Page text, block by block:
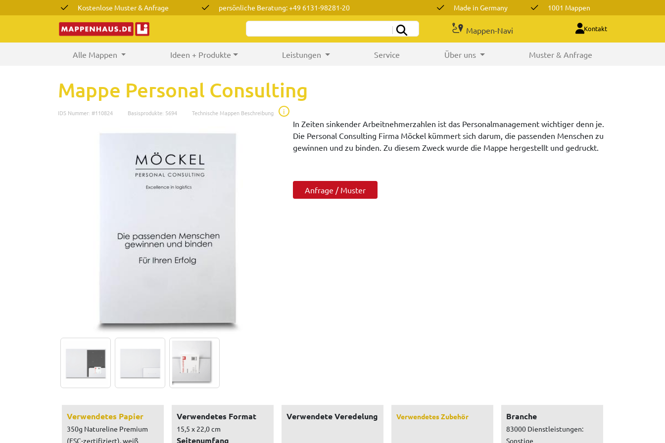
Kostenlose Muster & Anfrage persönliche Beratung: +49 6131-98281-20 Made in Germany 1001 Mappen
Mappen-Navi Kontakt
Alle Mappen (current) Ideen + Produkte Leistungen Service Über uns Muster & Anfrage
Mappe Personal Consulting
IDS Nummer: #110824 Basisprodukte: 5694 Technische Mappen Beschreibung i
In Zeiten sinkender Arbeitnehmerzahlen ist das Personalmanagement wichtiger denn je.
Die Personal Consulting Firma Möckel kümmert sich darum, die passenden Menschen zu
gewinnen und zu binden. Zu diesem Zweck wurde die Mappe hergestellt und gedruckt.
Anfrage / Muster
Verwendetes Papier
350g Natureline Premium
(FSC-zertifiziert), weiß
Verwendetes Format
15,5 x 22,0 cm
Seitenumfang
Verwendete Veredelung Verwendetes Zubehör Branche
83000 Dienstleistungen:
Sonstige